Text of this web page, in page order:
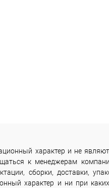
характер и не
к менеджерам
сборки, доставки,
характер и ни при